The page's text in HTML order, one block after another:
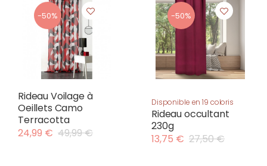
-50%
Rideau Voilage à
Oeillets Camo
Terracotta
24,99 € 49,99 €
-50%
Disponible en 19 coloris
Rideau occultant
230g
13,75 € 27,50 €